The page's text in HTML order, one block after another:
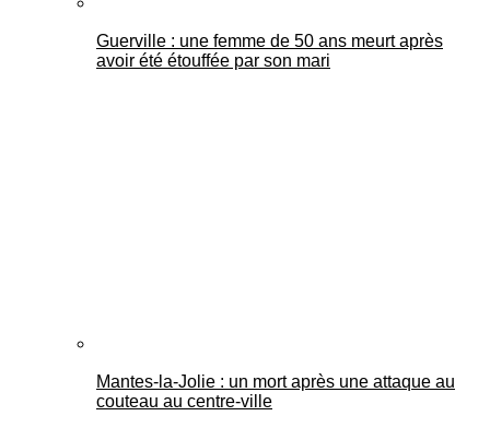
Guerville : une femme de 50 ans meurt après
avoir été étouffée par son mari
Mantes-la-Jolie : un mort après une attaque au
couteau au centre-ville